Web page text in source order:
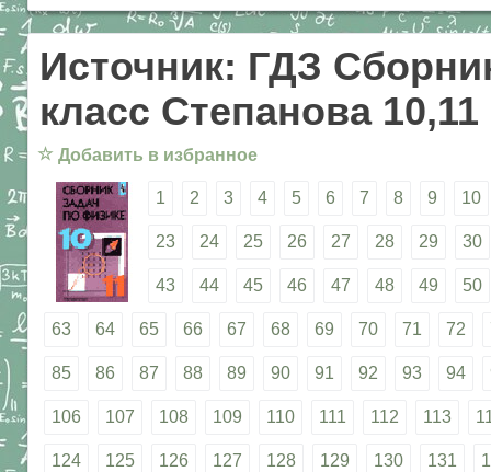
Источник: ГДЗ
класс Степанова 10,11
☆ Добавить в избранное
1 2 3 4 5 6 7 8 9 10
23 24 25 26 27 28 29 30
43 44 45 46 47 48 49 50
63 64 65 66 67 68 69 70 71 72
85 86 87 88 89 90 91 92 93 94
106 107 108 109 110 111 112 113
124 125 126 127 128 129 130 131